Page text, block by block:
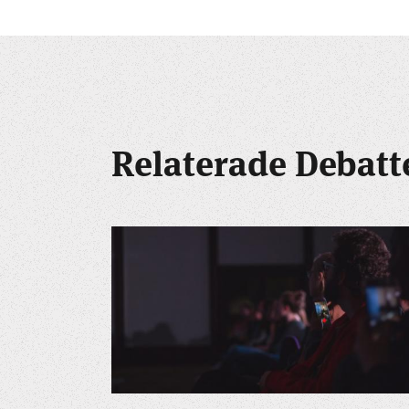
Relaterade